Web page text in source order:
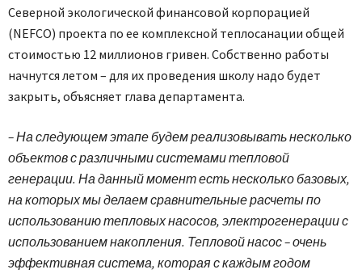
Северной экологической финансовой корпорацией
(NEFCO) проекта по ее комплексной теплосанации общей
стоимостью 12 миллионов гривен. Собственно работы
начнутся летом – для их проведения школу надо будет
закрыть, объясняет глава департамента.
– На следующем этапе будем реализовывать несколько
объектов с различными системами тепловой
генерации. На данный момент есть несколько базовых,
на которых мы делаем сравнительные расчеты по
использованию тепловых насосов, электрогенерации с
использованием накопления. Тепловой насос – очень
эффективная система, которая с каждым годом